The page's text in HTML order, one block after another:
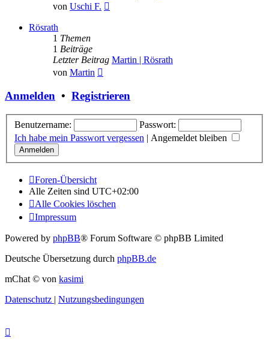
von Uschi F.
Rösrath
1 Themen
1 Beiträge
Letzter Beitrag Martin | Rösrath
von Martin
Anmelden • Registrieren
Benutzername:
Passwort:
Ich habe mein Passwort vergessen | Angemeldet bleiben
Foren-Übersicht
Alle Zeiten sind UTC+02:00
Alle Cookies löschen
Impressum
Powered by phpBB® Forum Software © phpBB Limited
Deutsche Übersetzung durch phpBB.de
mChat © von kasimi
Datenschutz | Nutzungsbedingungen